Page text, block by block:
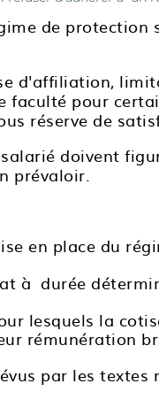
de
d'affiliation,
faculté pour
réserve de
doivent
prévaloir.
en place du
à durée
lesquels la
rémunération
par les